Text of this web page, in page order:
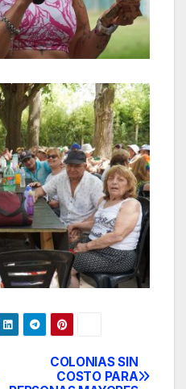
COLONIAS SIN
COSTO PARA